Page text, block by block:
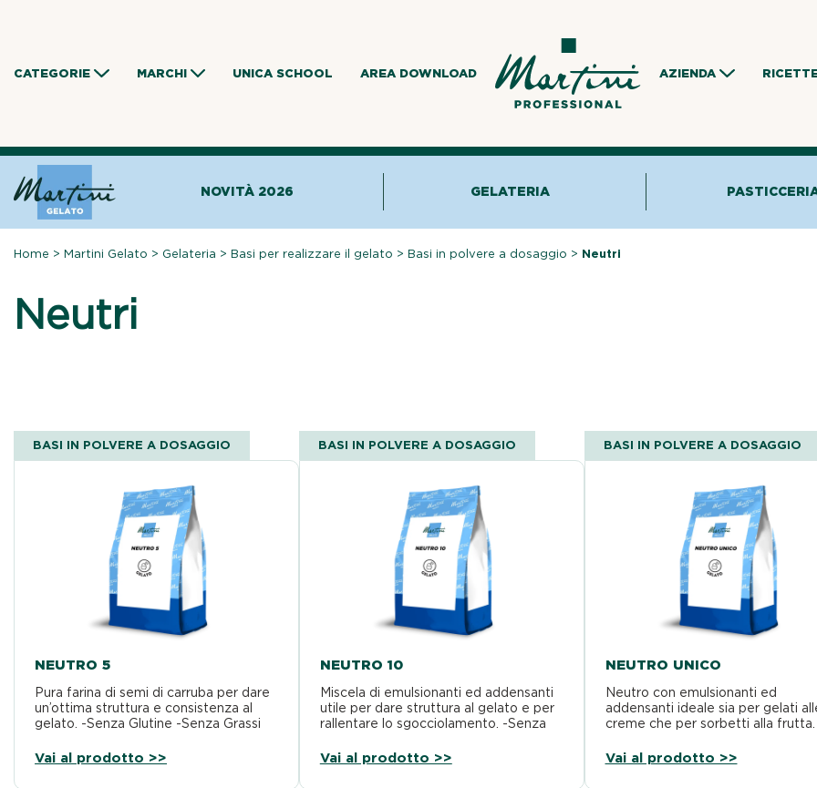
CATEGORIE MARCHI UNICA SCHOOL AREA DOWNLOAD AZIENDA
NOVITÀ 2026 GELATERIA
Home >Martini Gelato > Gelateria >Basi per realizzare il gelato >Basi in polvere a dosaggio > Neutri
Neutri
BASI IN POLVERE A DOSAGGIO
NEUTRO 5
Pura farina di semi di carruba per dare
un’ottima struttura e consistenza al
gelato. -Senza Glutine -Senza Grassi
Vai al prodotto >>
BASI IN POLVERE A DOSAGGIO
NEUTRO 10
Miscela di emulsionanti ed addensanti
utile per dare struttura al gelato e per
rallentare lo sgocciolamento. -Senza
Vai al prodotto >>
BASI IN POLVERE A DOSAGGIO
NEUTRO UNICO
Neutro con emulsionanti ed
addensanti ideale sia per gelati
creme che per sorbetti alla
Vai al prodotto >>